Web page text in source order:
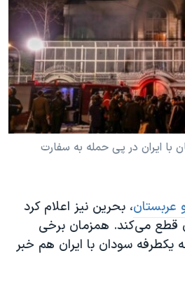
۲۰۲۴
ایران
با ایران در پی حمله به سفارت
عربستان، بحرین نیز اعلام کرد
قطع می‌کند. همزمان برخی
یکطرفه سودان با ایران هم خبر